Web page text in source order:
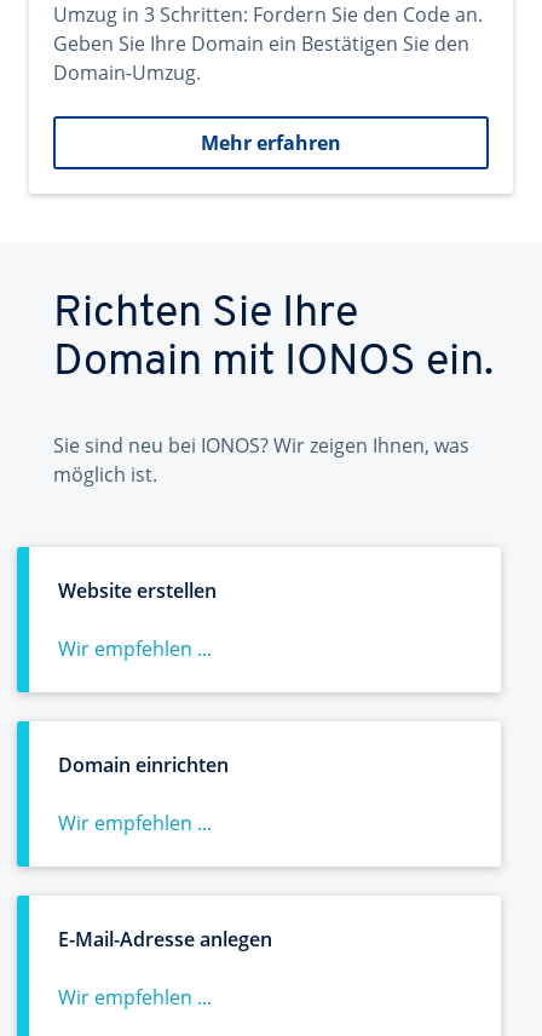
Umzug in 3 Schritten: Fordern Sie den Code an.
Geben Sie Ihre Domain ein Bestätigen Sie den
Domain-Umzug.
Mehr erfahren
Richten Sie Ihre
Domain mit IONOS ein.
Sie sind neu bei IONOS? Wir zeigen Ihnen, was
möglich ist.
Website erstellen
Wir empfehlen ...
Domain einrichten
Wir empfehlen ...
E-Mail-Adresse anlegen
Wir empfehlen ...